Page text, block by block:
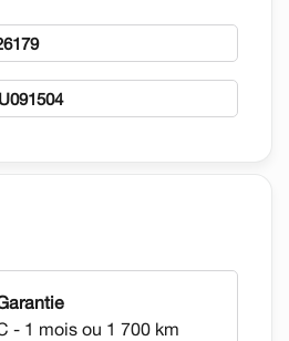
DE
1972!**
- 1 mois ou 1 700 km